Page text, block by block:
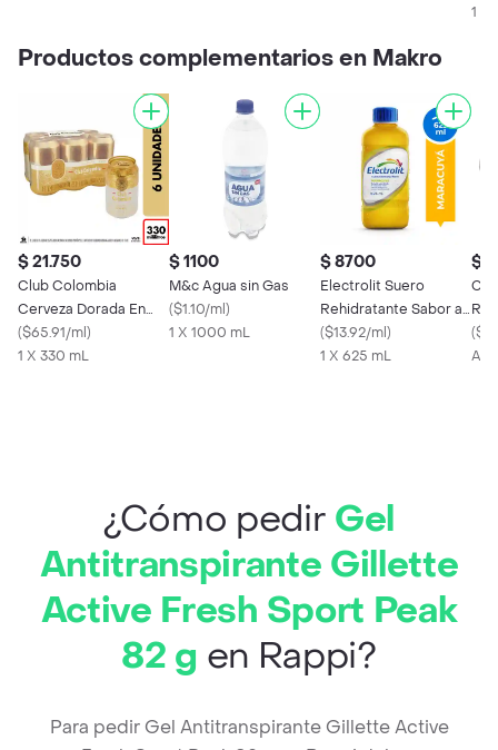
1 X
Productos complementarios en Makro
$ 21.750
Club Colombia
Cerveza Dorada En
Lata 330 ML X6 Unds
($65.91/ml)
1 X 330 mL
$ 1100
M&c Agua sin Gas
($1.10/ml)
1 X 1000 mL
$ 8700
Electrolit Suero
Rehidratante Sabor a
Maracuyá
($13.92/ml)
1 X 625 mL
$
(
¿Cómo pedir Gel
Antitranspirante Gillette
Active Fresh Sport Peak
82 g en Rappi?
Para pedir Gel Antitranspirante Gillette Active